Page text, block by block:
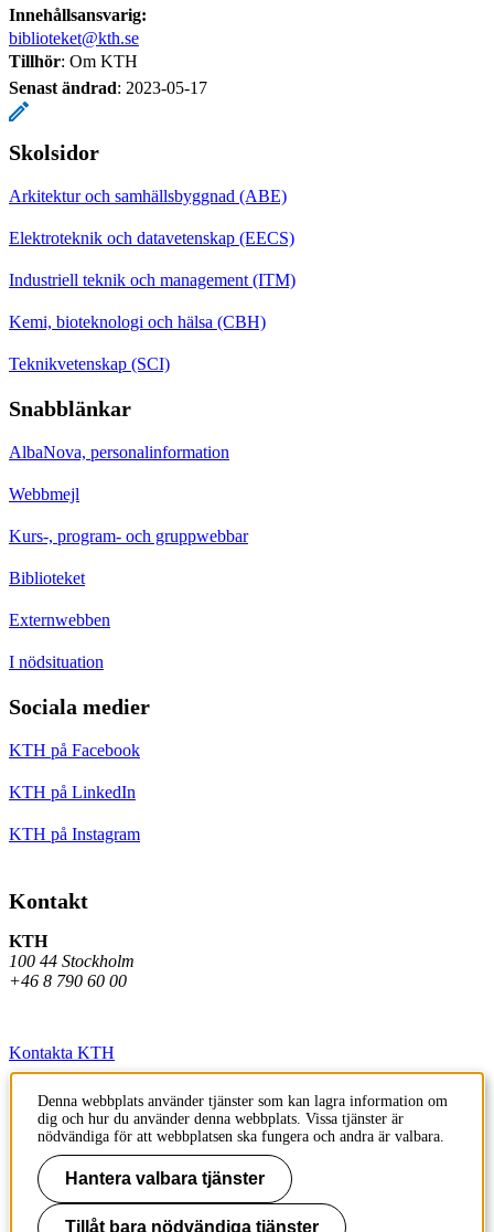
Innehållsansvarig:
biblioteket@kth.se
Tillhör: Om KTH
Senast ändrad: 2023-05-17
Skolsidor
Arkitektur och samhällsbyggnad (ABE)
Elektroteknik och datavetenskap (EECS)
Industriell teknik och management (ITM)
Kemi, bioteknologi och hälsa (CBH)
Teknikvetenskap (SCI)
Snabblänkar
AlbaNova, personalinformation
Webbmejl
Kurs-, program- och gruppwebbar
Biblioteket
Externwebben
I nödsituation
Sociala medier
KTH på Facebook
KTH på LinkedIn
KTH på Instagram
Kontakt
KTH
100 44 Stockholm
+46 8 790 60 00
Kontakta KTH
Jobba på KTH
Press och media
Faktura och betalning KTH
Om KTH:s webbplatser
Denna webbplats använder tjänster som kan lagra information om
dig och hur du använder denna webbplats. Vissa tjänster är
nödvändiga för att webbplatsen ska fungera och andra är valbara.
Hantera valbara tjänster
Tillåt bara nödvändiga tjänster